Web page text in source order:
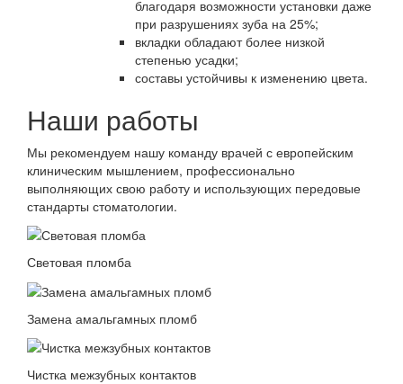
благодаря возможности установки даже
при разрушениях зуба на 25%;
вкладки обладают более низкой
степенью усадки;
составы устойчивы к изменению цвета.
Наши работы
Мы рекомендуем нашу команду врачей с европейским
клиническим мышлением, профессионально
выполняющих свою работу и использующих передовые
стандарты стоматологии.
Световая пломба
Замена амальгамных пломб
Чистка межзубных контактов